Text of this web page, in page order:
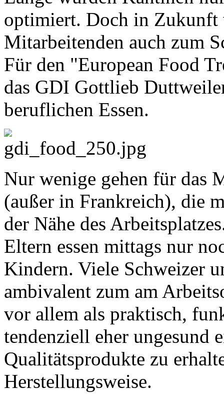
optimiert. Doch in Zukunft
Mitarbeitenden auch zum
Für den "European Food
das GDI Gottlieb
beruflichen Essen.
Nur wenige gehen für das
(außer in Frankreich), die
der Nähe des
Eltern essen mittags nur
Kindern. Viele Schweizer
ambivalent zum am
vor allem als praktisch,
tendenziell eher ungesund
Qualitätsprodukte zu
Herstellungsweise.